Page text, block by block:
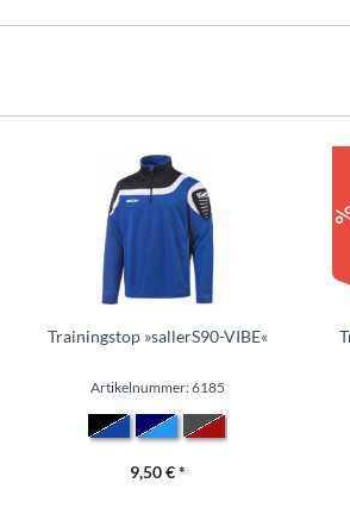
Trainingstop »sallerS90-VIBE«
Artikelnummer: 6185
9,50 € *